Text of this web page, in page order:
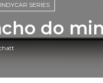
INDYCAR SERIES
do